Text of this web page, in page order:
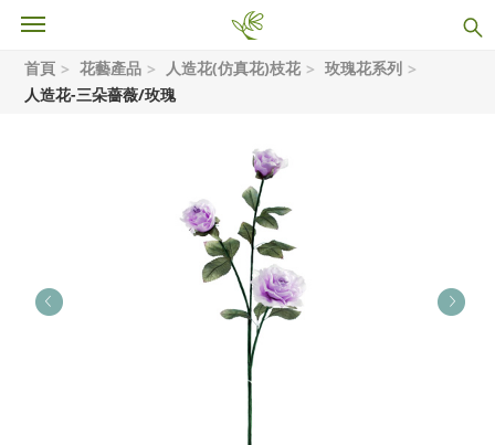
首頁 花藝產品 人造花(仿真花)枝花
玫瑰花系列
人造花-三朵薔薇/玫瑰